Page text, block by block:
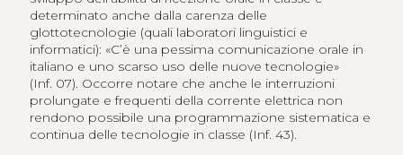
determinato anche dalla carenza delle
glottotecnologie (quali laboratori linguistici e
informatici): «C’è una pessima comunicazione orale in
italiano e uno scarso uso delle nuove tecnologie»
(Inf. 07). Occorre notare che anche le interruzioni
prolungate e frequenti della corrente elettrica non
rendono possibile una programmazione sistematica e
continua delle tecnologie in classe (Inf. 43).